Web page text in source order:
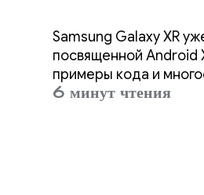
Samsung Galaxy XR
посвященной Android
примеры кода и
подготовить ваши
6 минут чтения